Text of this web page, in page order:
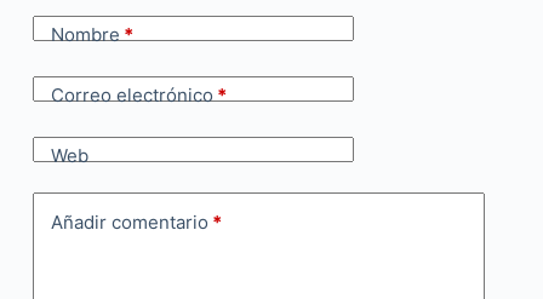
Nombre*
Correo electrónico*
Web
Añadir comentario *